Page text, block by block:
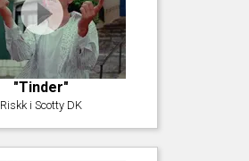
"Tinder"
Riskk i Scotty DK